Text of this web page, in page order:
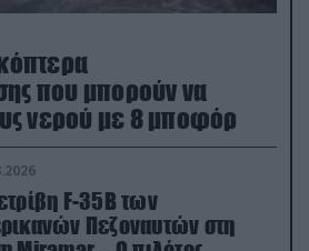
που μπορούν να
νερού με 8 μποφόρ
F-35B των
Πεζοναυτών στη